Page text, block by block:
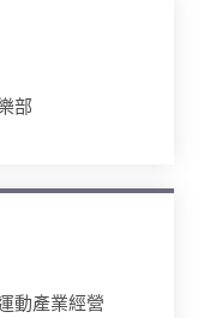
部
動產業經營